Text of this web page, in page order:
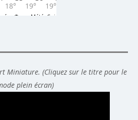
Miniature. (Cliquez sur le titre pour le
plein écran)